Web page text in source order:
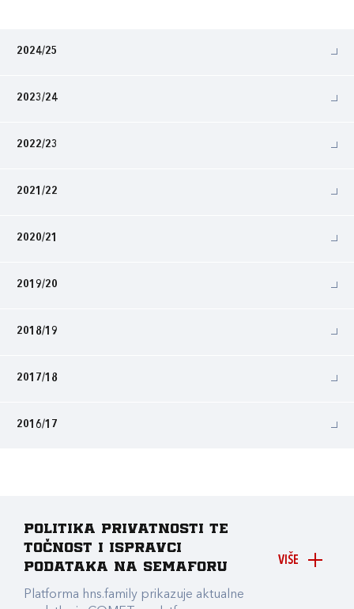
2024/25
2023/24
2022/23
2021/22
2020/21
2019/20
2018/19
2017/18
2016/17
VIŠE
Politika privatnosti te
točnost i ispravci
podataka na Semaforu
Platforma hns.family prikazuje aktualne